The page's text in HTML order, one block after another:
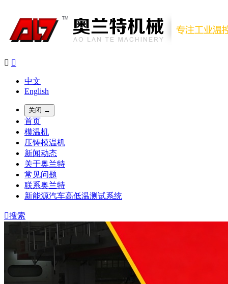
 
中文
English
关闭 →
首页
模温机
压铸模温机
新闻动态
关于奥兰特
常见问题
联系奥兰特
新能源汽车高低温测试系统
搜索